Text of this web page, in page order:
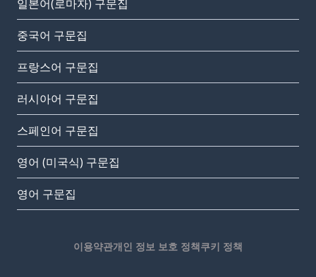
일본어(로마자) 구문집
중국어 구문집
프랑스어 구문집
러시아어 구문집
스페인어 구문집
영어 (미국식) 구문집
영어 구문집
이용약관개인 정보 보호 정책쿠키 정책